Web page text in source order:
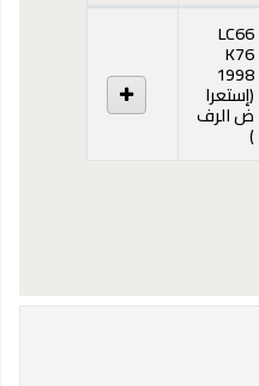
LC66
K76
1998
(إستعرا
ض الرف
(يفتح أدناه))